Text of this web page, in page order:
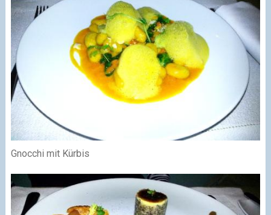
Gnocchi mit Kürbis